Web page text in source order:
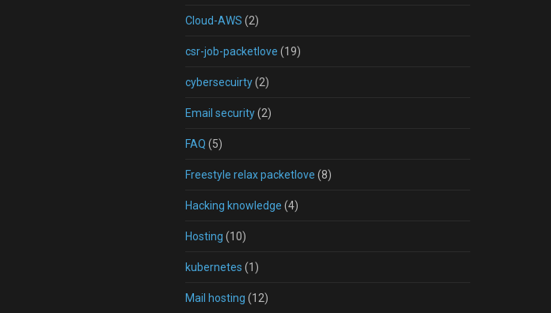
Cloud-AWS (2)
csr-job-packetlove (19)
cybersecuirty(2)
Email security(2)
FAQ (5)
Freestyle relax packetlove (8)
Hacking knowledge (4)
Hosting (10)
kubernetes (1)
Mail hosting (12)